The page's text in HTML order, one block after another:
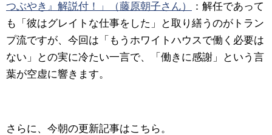
つぶやき』解説付！」（藤原朝子さん）
：解任であって
も「彼はグレイトな仕事をした」と取り繕うのがトラン
プ流ですが、今回は「 もうホワイトハウスで働く必要は
ない 」との実に冷たい一言で、「働きに感謝」という言
葉が空虚に響きます。
さらに、今朝の更新記事はこちら。